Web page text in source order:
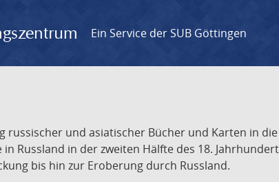
Ein Service der SUB Göttingen
russischer und asiatischer Bücher und Karten in
Russland in der zweiten Hälfte des 18.
bis hin zur Eroberung durch Russland.